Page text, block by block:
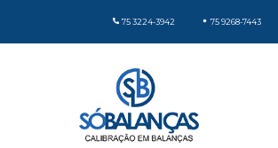
75 3224-3942 75 9268-7443